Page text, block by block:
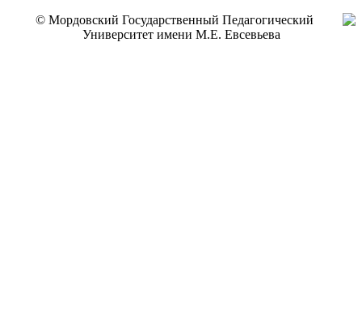
© Мордовский Государственный Педагогический
Университет имени М.Е. Евсевьева